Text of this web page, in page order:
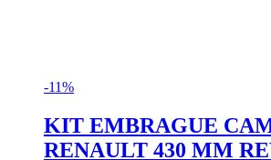
-11%
KIT EMBRAGUE
RENAULT 430 MM